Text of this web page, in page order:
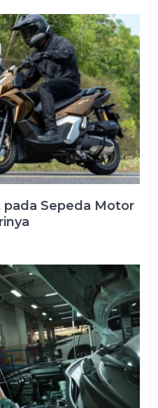
Sepeda Motor